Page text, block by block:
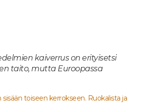
kaiverrus on erityisetsi
taito, mutta Euroopassa
sisään toiseen kerrokseen. Ruokalista ja